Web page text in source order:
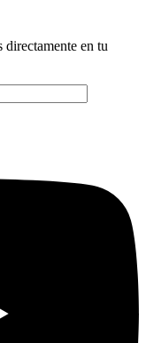
directamente en tu